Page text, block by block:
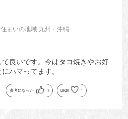
まいの地域:九州・沖縄
良いです。今はタコ焼きやお好
ハマってます。
参考になった 1 Like! 1